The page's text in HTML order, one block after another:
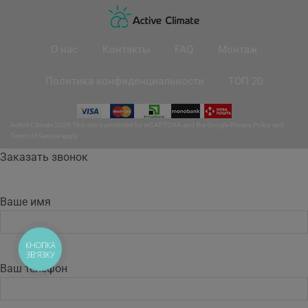
Заказать звонок
Ваше имя
Ваш телефон
КНОПКА
ЗВ'ЯЗКУ